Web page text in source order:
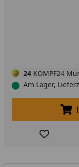
24 KÖMPF24
Am Lager,
Produkt